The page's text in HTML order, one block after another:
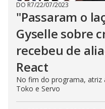
DO R7/22/07/2023
"Passaram o
Gyselle sobre
recebeu de
React
No fim do programa, atriz
Toko e Servo